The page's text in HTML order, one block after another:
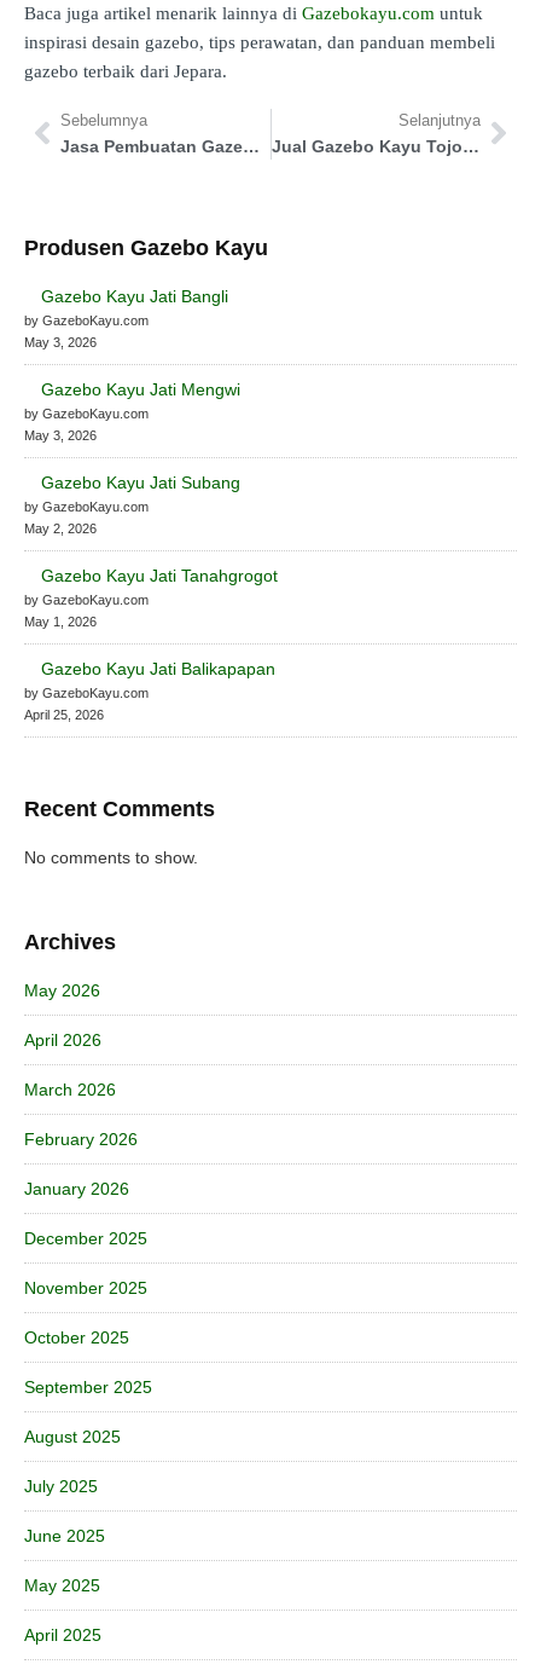
Baca juga artikel menarik lainnya di Gazebokayu.com untuk
inspirasi desain gazebo, tips perawatan, dan panduan membeli
gazebo terbaik dari Jepara.
Sebelumnya
Jasa Pembuatan Gazebo Kota Bontang
Selanjutnya
Jual Gazebo Kayu Tojo Una-una
Produsen Gazebo Kayu
Gazebo Kayu Jati Bangli
by GazeboKayu.com
May 3, 2026
Gazebo Kayu Jati Mengwi
by GazeboKayu.com
May 3, 2026
Gazebo Kayu Jati Subang
by GazeboKayu.com
May 2, 2026
Gazebo Kayu Jati Tanahgrogot
by GazeboKayu.com
May 1, 2026
Gazebo Kayu Jati Balikapapan
by GazeboKayu.com
April 25, 2026
Recent Comments
No comments to show.
Archives
May 2026
April 2026
March 2026
February 2026
January 2026
December 2025
November 2025
October 2025
September 2025
August 2025
July 2025
June 2025
May 2025
April 2025